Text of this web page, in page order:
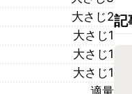
大さじ2
大さじ1
大さじ1
大さじ1
適量
記